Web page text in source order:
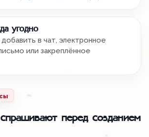
угодно
в чат, электронное
или закреплённое
перед созданием